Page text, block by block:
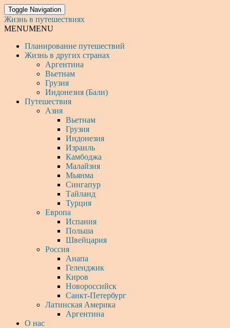
Toggle Navigation
Жизнь в путешествиях
MENUMENU
Планирование путешествий
Жизнь в других странах
Аргентина
Вьетнам
Грузия
Индонезия (Бали)
Путешествия
Азия
Вьетнам
Грузия
Индонезия
Израиль
Камбоджа
Малайзия
Мьянма
Сингапур
Тайланд
Турция
Европа
Испания
Польша
Швейцария
Россия
Анапа
Геленджик
Киров
Новороссийск
Санкт-Петербург
Латинская Америка
Аргентина
О нас